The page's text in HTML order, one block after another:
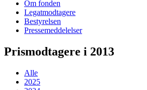
Om fonden
Legatmodtagere
Bestyrelsen
Pressemeddelelser
Prismodtagere i 2013
Alle
2025